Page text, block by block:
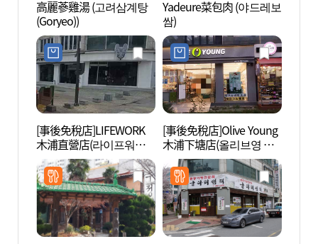
高麗蔘雞湯 (고려삼계탕
(Goryeo))
Yadeure菜包肉 (야드레보
쌈)
[事後免稅店]LIFEWORK
木浦直營店(라이프워크
목포직영점)
[事後免稅店]Olive Young
木浦下塘店(올리브영 목
포하당점)